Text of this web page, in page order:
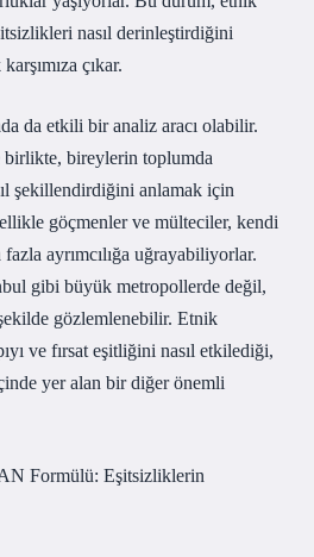
nasıl derinleştirdiğini
çıkar.
da etkili bir analiz aracı olabilir.
bireylerin toplumda
şekillendirdiğini anlamak için
göçmenler ve mülteciler, kendi
ayrımcılığa uğrayabiliyorlar.
gibi büyük metropollerde değil,
gözlemlenebilir. Etnik
ve fırsat eşitliğini nasıl etkilediği,
yer alan bir diğer önemli
Formülü: Eşitsizliklerin